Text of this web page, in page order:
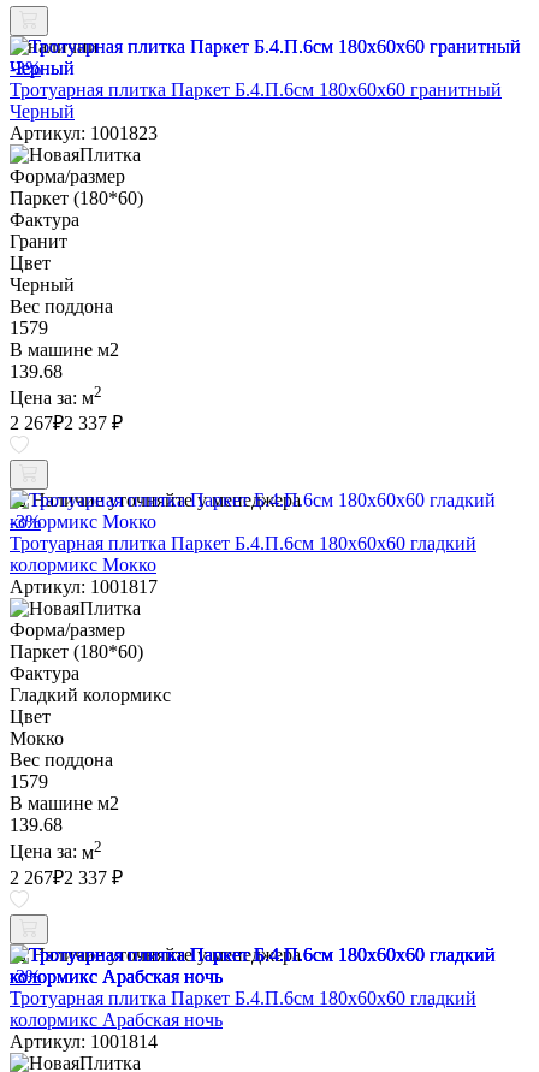
В наличии
-3%
Тротуарная плитка Паркет Б.4.П.6см 180х60х60 гранитный
Черный
Артикул: 1001823
Форма/размер
Паркет (180*60)
Фактура
Гранит
Цвет
Черный
Вес поддона
1579
В машине м2
139.68
Цена за: м2
2 267₽2 337 ₽
Наличие уточняйте у менеджера
-3%
Тротуарная плитка Паркет Б.4.П.6см 180х60х60 гладкий
колормикс Мокко
Артикул: 1001817
Форма/размер
Паркет (180*60)
Фактура
Гладкий колормикс
Цвет
Мокко
Вес поддона
1579
В машине м2
139.68
Цена за: м2
2 267₽2 337 ₽
Наличие уточняйте у менеджера
-3%
Тротуарная плитка Паркет Б.4.П.6см 180х60х60 гладкий
колормикс Арабская ночь
Артикул: 1001814